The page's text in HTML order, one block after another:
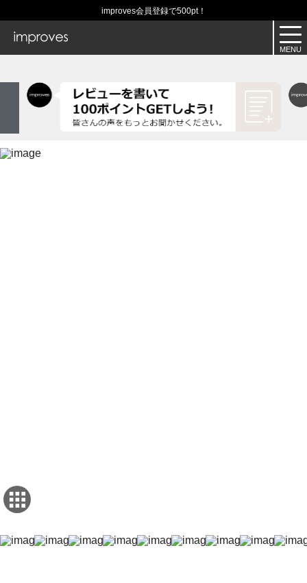
improves会員登録で500pt！